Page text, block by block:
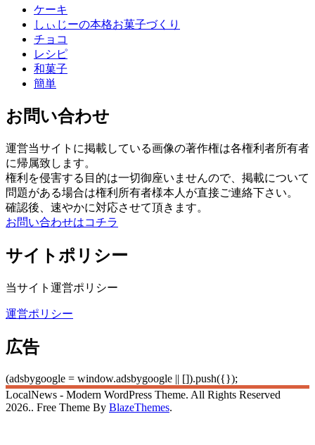
ケーキ
しぃじーの本格お菓子づくり
チョコ
レシピ
和菓子
簡単
お問い合わせ
運営当サイトに掲載している画像の著作権は各権利者所有者
に帰属致します。
権利を侵害する目的は一切御座いませんので、掲載について
問題がある場合は権利所有者様本人が直接ご連絡下さい。
確認後、速やかに対応させて頂きます。
お問い合わせはコチラ
サイトポリシー
当サイト運営ポリシー
運営ポリシー
広告
(adsbygoogle = window.adsbygoogle || []).push({});
LocalNews - Modern WordPress Theme. All Rights Reserved
2026.. Free Theme By BlazeThemes.